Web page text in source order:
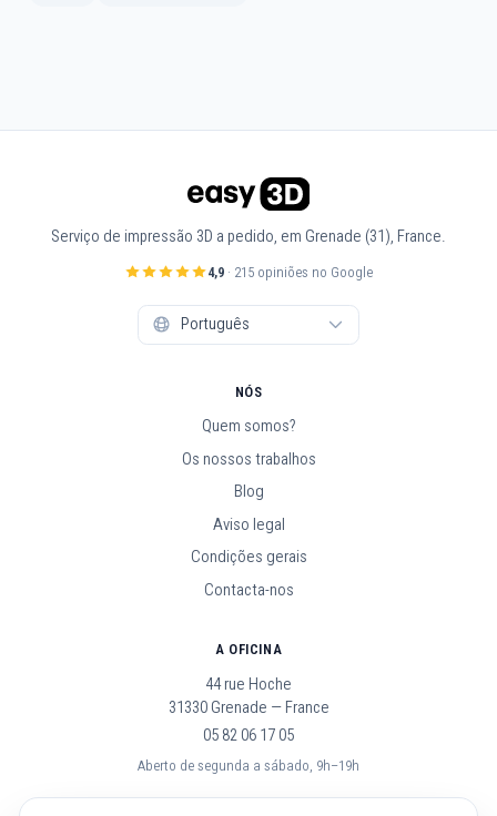
Serviço de impressão 3D a pedido, em Grenade (31), France.
4,9· 215 opiniões no Google
NÓS
Quem somos?
Os nossos trabalhos
Blog
Aviso legal
Condições gerais
Contacta-nos
A OFICINA
44 rue Hoche
31330 Grenade — France
05 82 06 17 05
Aberto de segunda a sábado, 9h–19h